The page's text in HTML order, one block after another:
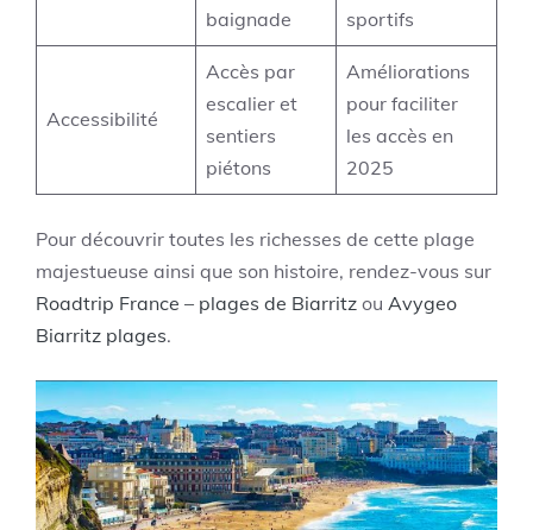
baignade
sportifs
Accessibilité
Accès par
escalier et
sentiers
piétons
Améliorations
pour faciliter
les accès en
2025
Pour découvrir toutes les richesses de cette plage
majestueuse ainsi que son histoire, rendez-vous sur
Roadtrip France – plages de Biarritz ou Avygeo
Biarritz plages.